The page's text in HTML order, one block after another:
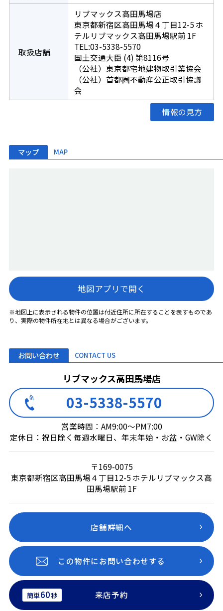
取扱店舗
リブマックス高田馬場店
東京都新宿区高田馬場４丁目12-5 ホ
テルリブマックス高田馬場駅前 1F
TEL:03-5338-5570
国土交通大臣 (4) 第8116号
（公社）東京都宅地建物取引業協会
（公社）首都圏不動産公正取引協議
会
情報の見方
マップ MAP
地図アプリで開く
※地図上に表示される物件の位置は付近住所に所在することを表すものであ
り、実際の物件所在地とは異なる場合がございます。
お問い合わせ CONTACT US
リブマックス高田馬場店
03-5338-5570
営業時間：AM9:00～PM7:00
定休日：祝日除く毎週水曜日、年末年始・お盆・GW除く
〒169-0075
東京都新宿区高田馬場４丁目12-5 ホテルリブマックス高
田馬場駅前 1F
店舗詳細へ
この物件にお問い合わせする
簡単60秒 来店予約